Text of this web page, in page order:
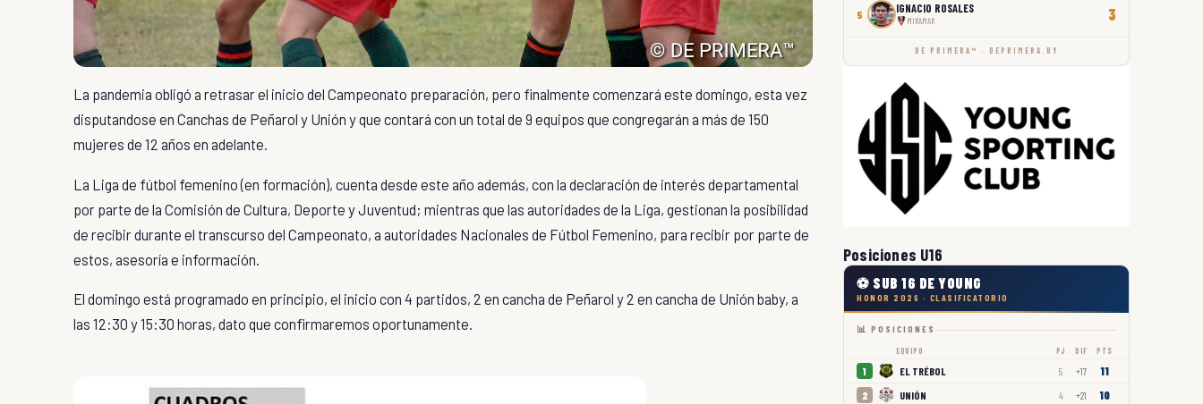
La pandemia obligó a retrasar el inicio del Campeonato preparación, pero finalmente comenzará este domingo, esta vez
disputandose en Canchas de Peñarol y Unión y que contará con un total de 9 equipos que congregarán a más de 150
mujeres de 12 años en adelante.
La Liga de fútbol femenino (en formación), cuenta desde este año además, con la declaración de interés departamental
por parte de la Comisión de Cultura, Deporte y Juventud; mientras que las autoridades de la Liga, gestionan la posibilidad
de recibir durante el transcurso del Campeonato, a autoridades Nacionales de Fútbol Femenino, para recibir por parte de
estos, asesoría e información.
El domingo está programado en principio, el inicio con 4 partidos, 2 en cancha de Peñarol y 2 en cancha de Unión baby, a
las 12:30 y 15:30 horas, dato que confirmaremos oportunamente.
5 IGNACIO ROSALES
MIRAMAR 3
DE PRIMERA™ · DEPRIMERA.UY
Posiciones U16
⚽ SUB 16 DE YOUNG
HONOR 2026 · CLASIFICATORIO
📊 POSICIONES
EQUIPO PJ DIF PTS
1 EL TRÉBOL 5 +17 11
2 UNIÓN 4 +21 10